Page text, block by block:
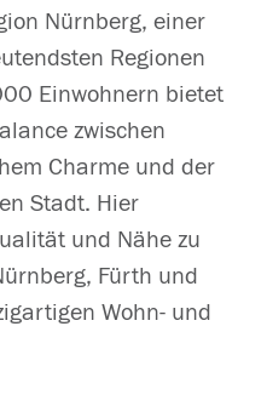
Nürnberg, einer
Regionen
Einwohnern bietet
zwischen
Charme und der
Stadt. Hier
und Nähe zu
Fürth und
Wohn- und